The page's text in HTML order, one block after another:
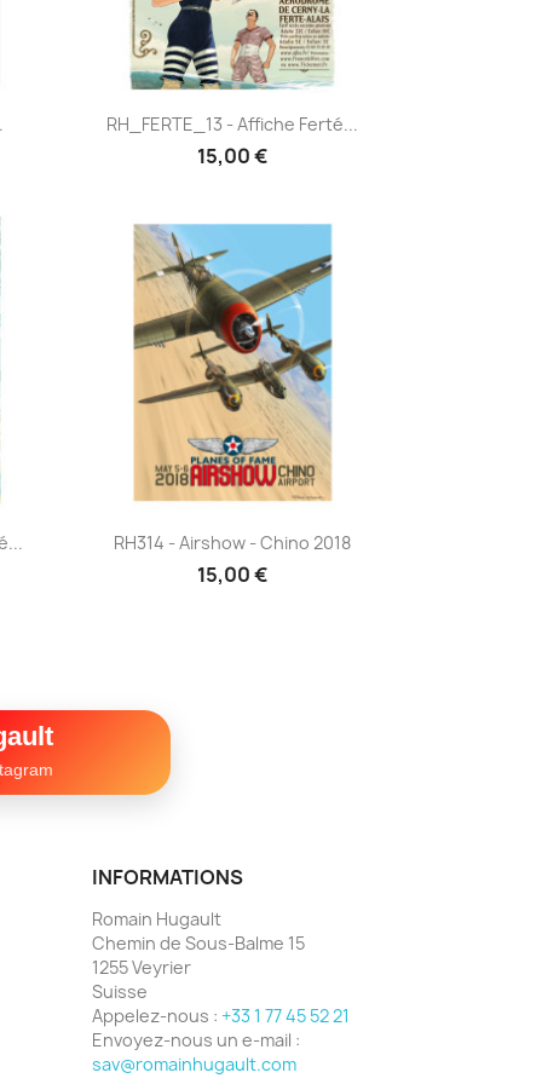
Aperçu rapide
RH_FERTE_13 - Affiche Ferté...
15,00 €
Aperçu rapide
RH314 - Airshow - Chino 2018
15,00 €
INFORMATIONS
Romain Hugault
Chemin de Sous-Balme 15
1255 Veyrier
Suisse
Appelez-nous : +33 1 77 45 52 21
Envoyez-nous un e-mail :
sav@romainhugault.com